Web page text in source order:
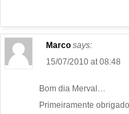
Marco says:
15/07/2010 at 08:48
Bom dia Merval…
Primeiramente